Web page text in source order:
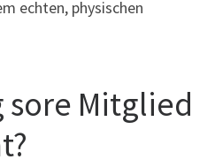
echten, physischen
sore Mitglied